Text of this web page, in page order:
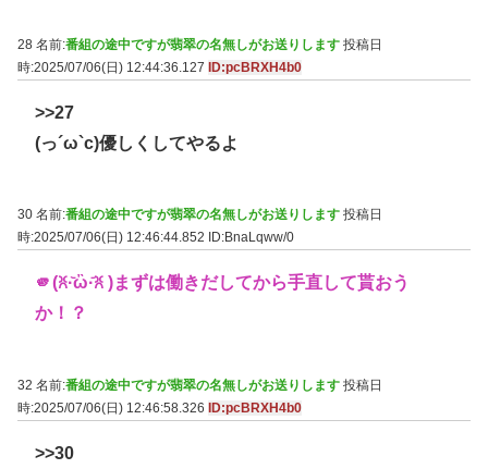
28 名前:番組の途中ですが翡翠の名無しがお送りします 投稿日
時:2025/07/06(日) 12:44:36.127 ID:pcBRXH4b0
>>27
(っ´ω`c)優しくしてやるよ
30 名前:番組の途中ですが翡翠の名無しがお送りします 投稿日
時:2025/07/06(日) 12:46:44.852
ID:BnaLqww/0
🫵(ꐦ·᷅ὢ·᷄ꐦ )まずは働きだしてから手直して貰おう
か！？
32 名前:番組の途中ですが翡翠の名無しがお送りします 投稿日
時:2025/07/06(日) 12:46:58.326 ID:pcBRXH4b0
>>30